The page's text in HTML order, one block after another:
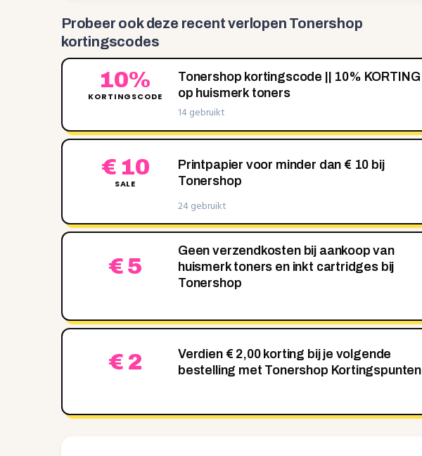
Probeer ook deze recentverlopen Tonershop
kortingscodes
10%
KORTINGSCODE
Tonershop kortingscode || 10% KORTING
op huismerk toners
14 gebruikt
€ 10
SALE
Printpapier voor minder dan € 10 bij
Tonershop
24 gebruikt
€ 5
Geen verzendkosten bij aankoop van
huismerk toners en inkt cartridges bij
Tonershop
€ 2
Verdien € 2,00 korting bij je volgende
bestelling met Tonershop Kortingspunten